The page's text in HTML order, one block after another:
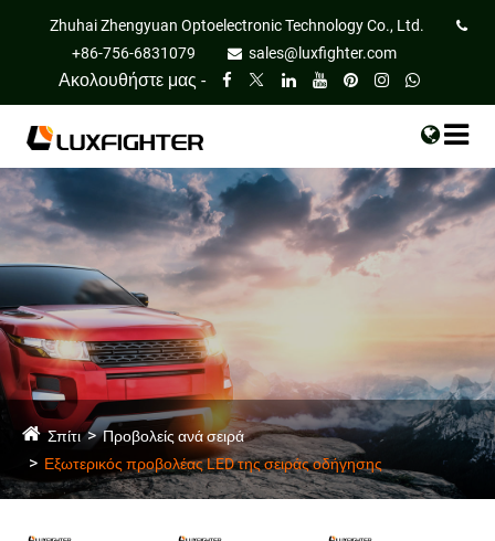
Zhuhai Zhengyuan Optoelectronic Technology Co., Ltd.
+86-756-6831079
sales@luxfighter.com
Ακολουθήστε μας -
Σπίτι
Προβολείς ανά σειρά
Εξωτερικός προβολέας LED της σειράς οδήγησης